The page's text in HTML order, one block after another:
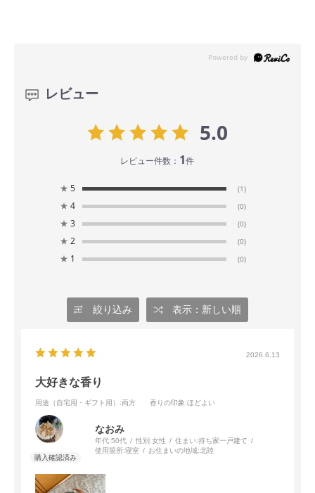
レビュー
5.0
レビュー件数： 1件
★ 5 (1)
★ 4 (0)
★ 3 (0)
★ 2 (0)
★ 1 (0)
絞り込み 表示：新しい順
2026.6.13
大好きな香り
用途（自宅用・ギフト用） :両方 香りの印象:ほどよい
なおみ
年代:50代 性別:女性 住まい:持ち家一戸建て
使用箇所:寝室 お住まいの地域:北陸